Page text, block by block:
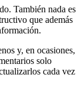
También nada es
que además
y, en ocasiones,
solo
cada vez